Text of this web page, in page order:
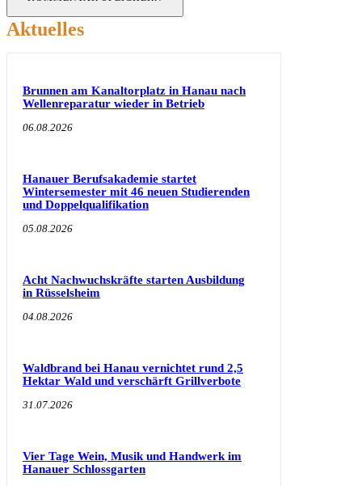
Aktuelles
Brunnen am Kanaltorplatz in Hanau nach
Wellenreparatur wieder in Betrieb
06.08.2026
Hanauer Berufsakademie startet
Wintersemester mit 46 neuen Studierenden
und Doppelqualifikation
05.08.2026
Acht Nachwuchskräfte starten Ausbildung
in Rüsselsheim
04.08.2026
Waldbrand bei Hanau vernichtet rund 2,5
Hektar Wald und verschärft Grillverbote
31.07.2026
Vier Tage Wein, Musik und Handwerk im
Hanauer Schlossgarten